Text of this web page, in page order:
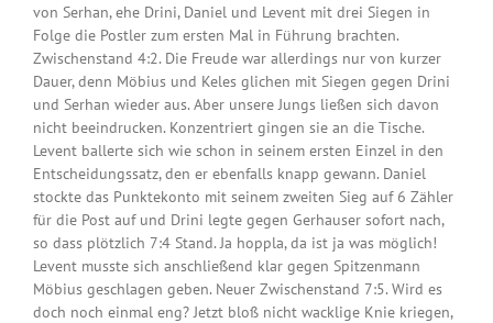
von Serhan, ehe Drini, Daniel und Levent mit drei Siegen in
Folge die Postler zum ersten Mal in Führung brachten.
Zwischenstand 4:2. Die Freude war allerdings nur von kurzer
Dauer, denn Möbius und Keles glichen mit Siegen gegen Drini
und Serhan wieder aus. Aber unsere Jungs ließen sich davon
nicht beeindrucken. Konzentriert gingen sie an die Tische.
Levent ballerte sich wie schon in seinem ersten Einzel in den
Entscheidungssatz, den er ebenfalls knapp gewann. Daniel
stockte das Punktekonto mit seinem zweiten Sieg auf 6 Zähler
für die Post auf und Drini legte gegen Gerhauser sofort nach,
so dass plötzlich 7:4 Stand. Ja hoppla, da ist ja was möglich!
Levent musste sich anschließend klar gegen Spitzenmann
Möbius geschlagen geben. Neuer Zwischenstand 7:5. Wird es
doch noch einmal eng? Jetzt bloß nicht wacklige Knie kriegen,